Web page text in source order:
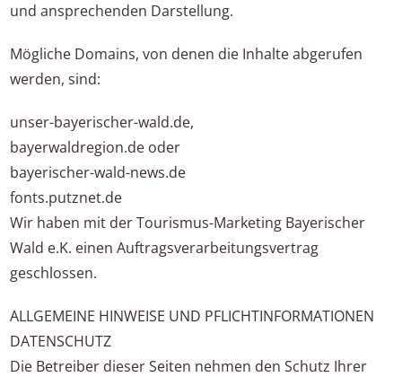
und ansprechenden Darstellung.
Mögliche Domains, von denen die Inhalte abgerufen
werden, sind:
unser-bayerischer-wald.de,
bayerwaldregion.de oder
bayerischer-wald-news.de
fonts.putznet.de
Wir haben mit der Tourismus-Marketing Bayerischer
Wald e.K. einen Auftragsverarbeitungsvertrag
geschlossen.
ALLGEMEINE HINWEISE UND PFLICHTINFORMATIONEN
DATENSCHUTZ
Die Betreiber dieser Seiten nehmen den Schutz Ihrer